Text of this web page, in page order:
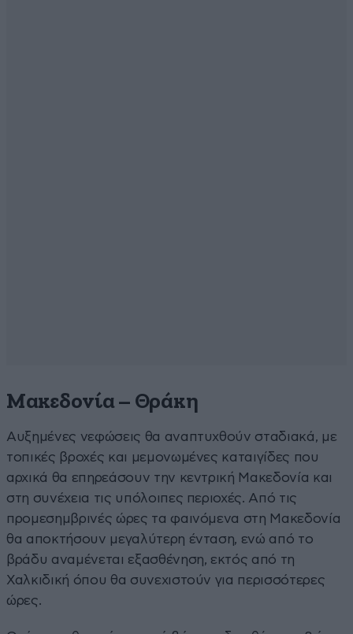
Μακεδονία – Θράκη
Αυξημένες νεφώσεις θα αναπτυχθούν σταδιακά, με
τοπικές βροχές και μεμονωμένες καταιγίδες που
αρχικά θα επηρεάσουν την κεντρική Μακεδονία και
στη συνέχεια τις υπόλοιπες περιοχές. Από τις
προμεσημβρινές ώρες τα φαινόμενα στη Μακεδονία
θα αποκτήσουν μεγαλύτερη ένταση, ενώ από το
βράδυ αναμένεται εξασθένηση, εκτός από τη
Χαλκιδική όπου θα συνεχιστούν για περισσότερες
ώρες.